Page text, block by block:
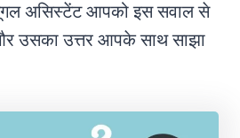
असिस्टेंट आपको इस सवाल से
उसका उत्तर आपके साथ साझा